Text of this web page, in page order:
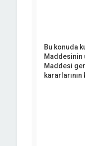
Bu konuda
Maddesinin
Maddesi